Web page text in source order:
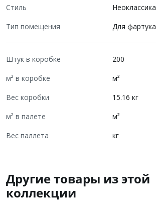
Стиль
Неоклассика
Тип помещения
Для фартука
Штук в коробке
200
м² в коробке
м²
Вес коробки
15.16 кг
м² в палете
м²
Вес паллета
кг
Другие товары из этой
коллекции